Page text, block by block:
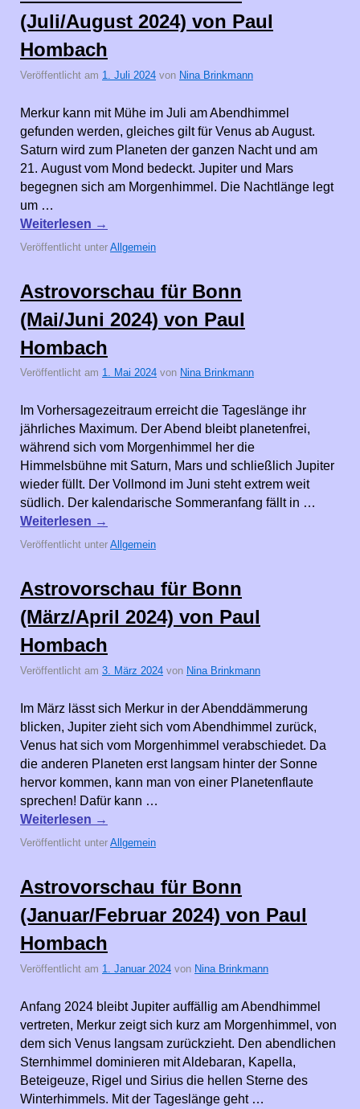
(Juli/August 2024) von Paul
Hombach
Veröffentlicht am 1. Juli 2024 von Nina Brinkmann
Merkur kann mit Mühe im Juli am Abendhimmel
gefunden werden, gleiches gilt für Venus ab August.
Saturn wird zum Planeten der ganzen Nacht und am
21. August vom Mond bedeckt. Jupiter und Mars
begegnen sich am Morgenhimmel. Die Nachtlänge legt
um …
Weiterlesen →
Veröffentlicht unter Allgemein
Astrovorschau für Bonn
(Mai/Juni 2024) von Paul
Hombach
Veröffentlicht am 1. Mai 2024 von Nina Brinkmann
Im Vorhersagezeitraum erreicht die Tageslänge ihr
jährliches Maximum. Der Abend bleibt planetenfrei,
während sich vom Morgenhimmel her die
Himmelsbühne mit Saturn, Mars und schließlich Jupiter
wieder füllt. Der Vollmond im Juni steht extrem weit
südlich. Der kalendarische Sommeranfang fällt in …
Weiterlesen →
Veröffentlicht unter Allgemein
Astrovorschau für Bonn
(März/April 2024) von Paul
Hombach
Veröffentlicht am 3. März 2024 von Nina Brinkmann
Im März lässt sich Merkur in der Abenddämmerung
blicken, Jupiter zieht sich vom Abendhimmel zurück,
Venus hat sich vom Morgenhimmel verabschiedet. Da
die anderen Planeten erst langsam hinter der Sonne
hervor kommen, kann man von einer Planetenflaute
sprechen! Dafür kann …
Weiterlesen →
Veröffentlicht unter Allgemein
Astrovorschau für Bonn
(Januar/Februar 2024) von Paul
Hombach
Veröffentlicht am 1. Januar 2024 von Nina Brinkmann
Anfang 2024 bleibt Jupiter auffällig am Abendhimmel
vertreten, Merkur zeigt sich kurz am Morgenhimmel, von
dem sich Venus langsam zurückzieht. Den abendlichen
Sternhimmel dominieren mit Aldebaran, Kapella,
Beteigeuze, Rigel und Sirius die hellen Sterne des
Winterhimmels. Mit der Tageslänge geht …